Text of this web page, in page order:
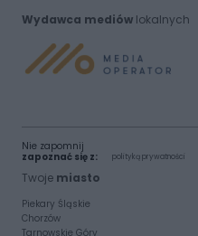
Wydawca mediówlokalnych
Nie zapomnij
zapoznać się z:
polityką prywatności
Twoje miasto
Piekary Śląskie
Chorzów
Tarnowskie Góry